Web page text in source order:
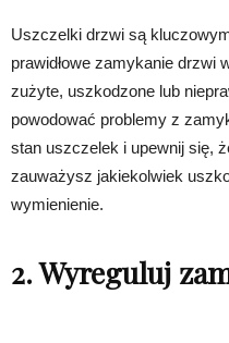
Uszczelki drzwi są
prawidłowe zamykanie drzwi
zużyte, uszkodzone lub
powodować problemy z
stan uszczelek i upewnij się,
zauważysz jakiekolwiek
wymienienie.
2. Wyreguluj